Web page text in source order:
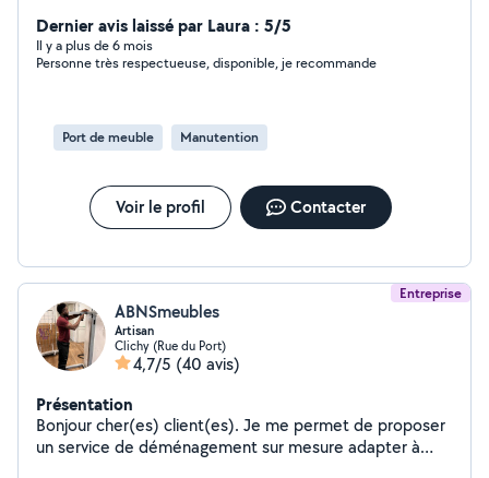
Dernier avis laissé par Laura : 5/5
Il y a plus de 6 mois
Personne très respectueuse, disponible, je recommande
Port de meuble Manutention
Voir le profil Contacter
Entreprise
ABNSmeubles
Artisan
Clichy (Rue du Port)
4,7/5 (40 avis)
Présentation
Bonjour cher(es) client(es). Je me permet de proposer
un service de déménagement sur mesure adapter à